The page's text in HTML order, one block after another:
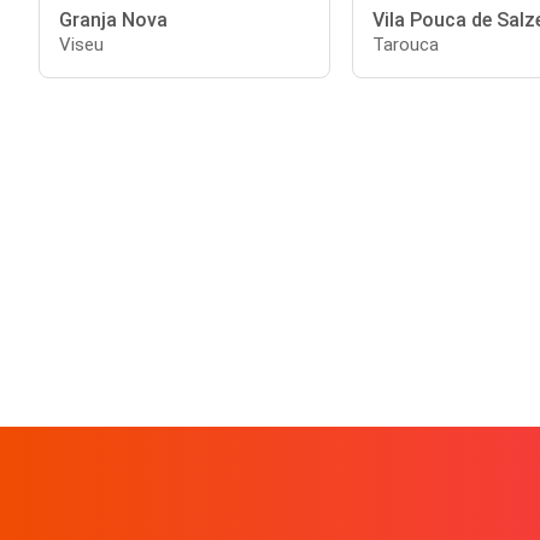
Granja Nova
Viseu
Vila Pouca de
Tarouca